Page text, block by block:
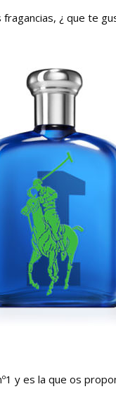
¿ que te
y es la que os